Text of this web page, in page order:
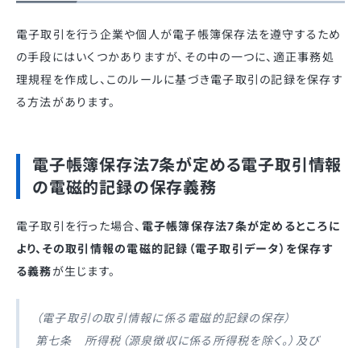
電子取引を行う企業や個人が電子帳簿保存法を遵守するため
の手段にはいくつかありますが、その中の一つに、適正事務処
理規程を作成し、このルールに基づき電子取引の記録を保存す
る方法があります。
電子帳簿保存法7条が定める電子取引情報
の電磁的記録の保存義務
電子取引を行った場合、 電子帳簿保存法7条が定めるところに
より、その取引情報の電磁的記録（電子取引データ）を保存す
る義務が生じます。
（電子取引の取引情報に係る電磁的記録の保存）
第七条 所得税（源泉徴収に係る所得税を除く。）及び